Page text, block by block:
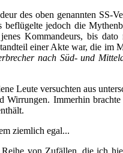
des oben genannten SS-
beflügelte jedoch die
Kommandeurs, bis
einer Akte war, die im
nach Süd- und
Leute versuchten aus
Immerhin brachte
ziemlich egal...
von Zufällen, die ich